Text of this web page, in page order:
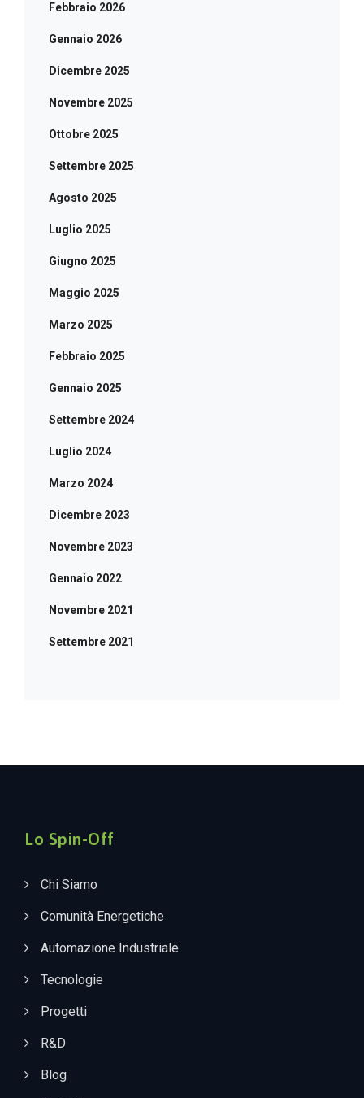
Febbraio 2026
Gennaio 2026
Dicembre 2025
Novembre 2025
Ottobre 2025
Settembre 2025
Agosto 2025
Luglio 2025
Giugno 2025
Maggio 2025
Marzo 2025
Febbraio 2025
Gennaio 2025
Settembre 2024
Luglio 2024
Marzo 2024
Dicembre 2023
Novembre 2023
Gennaio 2022
Novembre 2021
Settembre 2021
Lo Spin-Off
Chi Siamo
Comunità Energetiche
Automazione Industriale
Tecnologie
Progetti
R&D
Blog